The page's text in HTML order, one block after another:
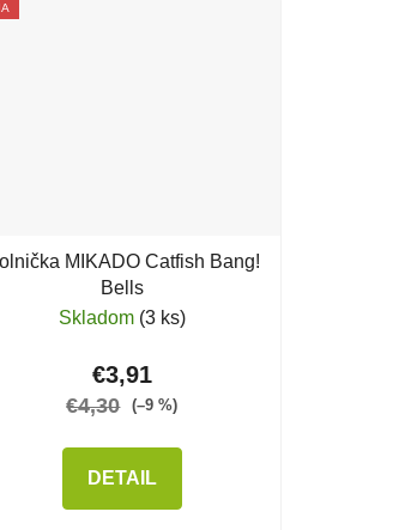
MIKADO Catfish Bang!
Bells
Skladom (3 ks)
€3,91
€4,30 (–9 %)
DETAIL